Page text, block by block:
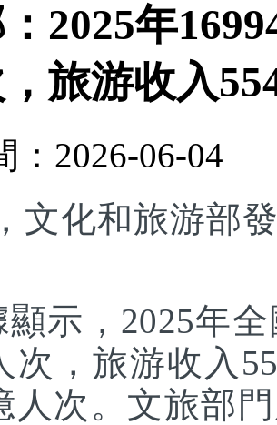
2025年
旅游收入
：2026-06-04
文化和旅游部
示，2025年全
次，旅游收入
人次。文旅部